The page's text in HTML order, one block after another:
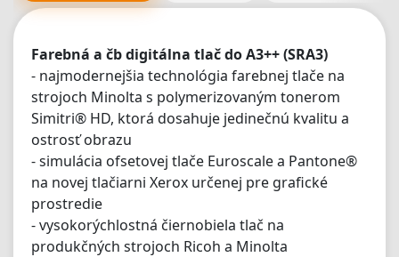
Farebná a čb digitálna tlač do A3++ (SRA3)
- najmodernejšia technológia farebnej tlače na
strojoch Minolta s polymerizovaným tonerom
Simitri® HD, ktorá dosahuje jedinečnú kvalitu a
ostrosť obrazu
- simulácia ofsetovej tlače Euroscale a Pantone®
na novej tlačiarni Xerox určenej pre grafické
prostredie
- vysokorýchlostná čiernobiela tlač na
produkčných strojoch Ricoh a Minolta